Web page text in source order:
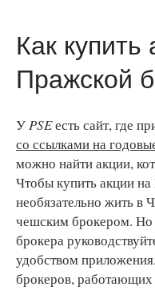
Как купить
Пражской
УPSEесть сайт, где
со ссылками на
можно найти акции,
Чтобы купить акции
необязательно жить в
чешским брокером.
брокера
удобством
брокеров,